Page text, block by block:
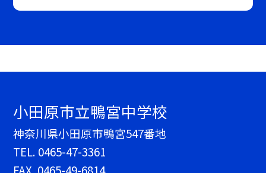
小田原市立鴨宮中学校
神奈川県小田原市鴨宮547番地
TEL. 0465-47-3361